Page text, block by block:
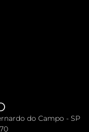
do Campo - SP